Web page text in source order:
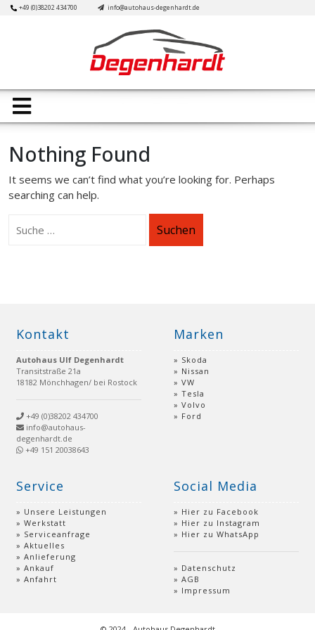
Skip+49 (0)38202 434700 info@autohaus-degenhardt.de
Open
Nothing Found
It seems we can’t find what you’re looking for. Perhaps
searching can help.
Suchen
Kontakt
Autohaus Ulf Degenhardt
Transitstraße 21a
18182 Mönchhagen/ bei Rostock
+49 (0)38202 434700
info@autohaus-
degenhardt.de
+49 151 20038643
Marken
Skoda
Nissan
VW
Tesla
Volvo
Ford
Service
Unsere Leistungen
Werkstatt
Serviceanfrage
Aktuelles
Anlieferung
Ankauf
Anfahrt
Social Media
Hier zu Facebook
Hier zu Instagram
Hier zu WhatsApp
Datenschutz
AGB
Impressum